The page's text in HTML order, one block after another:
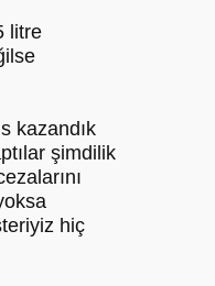
litre
kazandık
şimdilik
hiç